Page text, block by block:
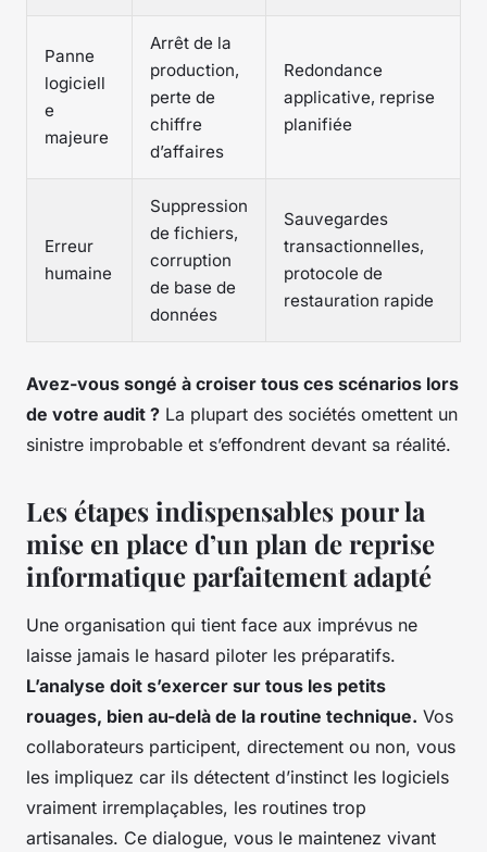
Panne
logiciell
e
majeure
Arrêt de la
production,
perte de
chiffre
d’affaires
Redondance
applicative, reprise
planifiée
Erreur
humaine
Suppression
de fichiers,
corruption
de base de
données
Sauvegardes
transactionnelles,
protocole de
restauration rapide
Avez-vous songé à croiser tous ces scénarios lors
de votre audit ? La plupart des sociétés omettent un
sinistre improbable et s’effondrent devant sa réalité.
Les étapes indispensables pour la
mise en place d’un plan de reprise
informatique parfaitement adapté
Une organisation qui tient face aux imprévus ne
laisse jamais le hasard piloter les préparatifs.
L’analyse doit s’exercer sur tous les petits
rouages, bien au-delà de la routine technique. Vos
collaborateurs participent, directement ou non, vous
les impliquez car ils détectent d’instinct les logiciels
vraiment irremplaçables, les routines trop
artisanales. Ce dialogue, vous le maintenez vivant